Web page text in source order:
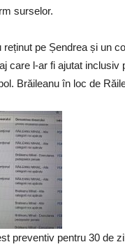
surselor.
pe Șendrea și un
care l-ar fi ajutat
Brăileanu în loc de
preventiv pentru 30 de